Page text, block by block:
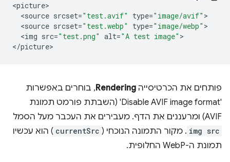
<picture
<source srcset="test.avif" type="image/avif"
<source srcset="test.webp" type="image/webp"
<img src="test.png" alt="A test image" >
</picture
פותחים את הכרטיסייה Rendering, בוחרים באפשרות
'Disable AVIF image format' (השבתת פורמט תמונת
AVIF) ומרעננים את הדף. מעבירים את העכבר מעל הסמל
img src . מקור התמונה הנוכחי ( currentSrc ) הוא עכשיו
תמונת ה-WebP החלופית.